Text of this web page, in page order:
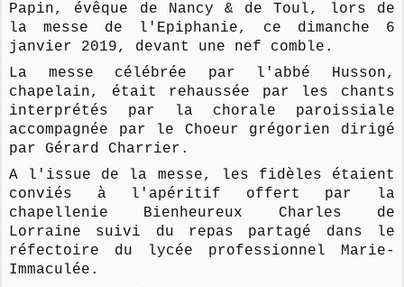
Papin, évêque de Nancy & de Toul, lors de
la messe de l'Epiphanie, ce dimanche 6
janvier 2019, devant une nef comble.
La messe célébrée par l'abbé Husson,
chapelain, était rehaussée par les chants
interprétés par la chorale paroissiale
accompagnée par le Choeur grégorien dirigé
par Gérard Charrier.
A l'issue de la messe, les fidèles étaient
conviés à l'apéritif offert par la
chapellenie Bienheureux Charles de
Lorraine suivi du repas partagé dans le
réfectoire du lycée professionnel Marie-
Immaculée.